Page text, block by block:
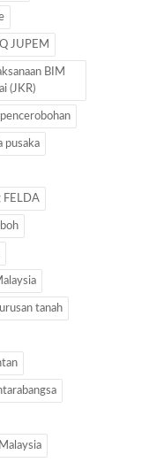
JUPEM
BIM
(JKR)
pencerobohan
pusaka
FELDA
tanah